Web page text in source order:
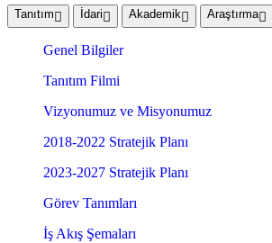
Tanıtım İdari Akademik Araştırma
Genel Bilgiler
Tanıtım Filmi
Vizyonumuz ve Misyonumuz
2018-2022 Stratejik Planı
2023-2027 Stratejik Planı
Görev Tanımları
İş Akış Şemaları